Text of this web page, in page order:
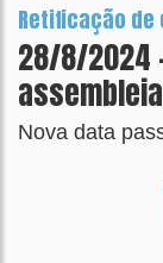
Retificação
28/8/2024
Nova data